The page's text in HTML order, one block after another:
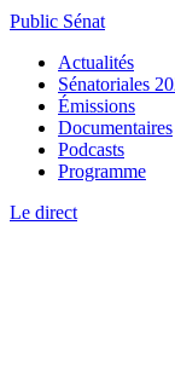
Public Sénat
Actualités
Sénatoriales
Émissions
Documentaires
Podcasts
Programme
Le direct